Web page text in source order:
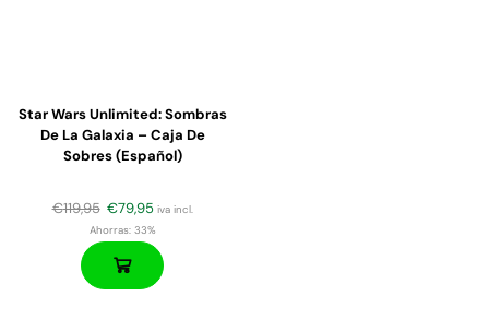
Star Wars Unlimited: Sombras
De La Galaxia – Caja De
Sobres (español)
€119,95 €79,95 iva incl.
Ahorras:33%